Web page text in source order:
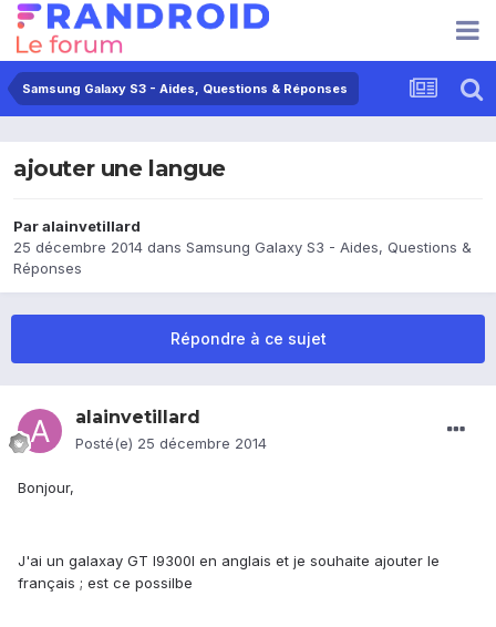
Samsung Galaxy S3 - Aides, Questions & Réponses
ajouter une langue
Paralainvetillard
25 décembre 2014 dans Samsung Galaxy S3 - Aides, Questions &
Réponses
Répondre à ce sujet
alainvetillard
Posté(e) 25 décembre 2014
Bonjour,
J'ai un galaxay GT I9300I en anglais et je souhaite ajouter le
français ; est ce possilbe